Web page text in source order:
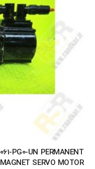
PG0-UN PERMANENT
MAGNET SERVO MOTOR